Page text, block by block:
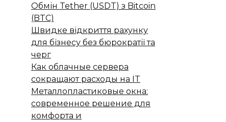
Обмін Tether (USDT) з Bitcoin
(BTC)
Швидке відкриття рахунку
для бізнесу без бюрократії та
черг
Как облачные сервера
сокращают расходы на IT
Металлопластиковые окна:
современное решение для
комфорта и